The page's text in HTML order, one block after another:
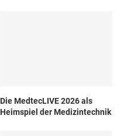
Die MedtecLIVE 2026 als
Heimspiel der Medizintechnik